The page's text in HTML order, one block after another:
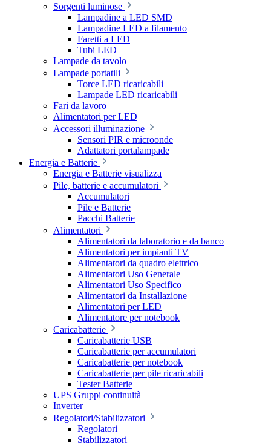
Sorgenti luminose
Lampadine a LED SMD
Lampadine LED a filamento
Faretti a LED
Tubi LED
Lampade da tavolo
Lampade portatili
Torce LED ricaricabili
Lampade LED ricaricabili
Fari da lavoro
Alimentatori per LED
Accessori illuminazione
Sensori PIR e microonde
Adattatori portalampade
Energia e Batterie
Energia e Batterie visualizza
Pile, batterie e accumulatori
Accumulatori
Pile e Batterie
Pacchi Batterie
Alimentatori
Alimentatori da laboratorio e da banco
Alimentatori per impianti TV
Alimentatori da quadro elettrico
Alimentatori Uso Generale
Alimentatori Uso Specifico
Alimentatori da Installazione
Alimentatori per LED
Alimentatore per notebook
Caricabatterie
Caricabatterie USB
Caricabatterie per accumulatori
Caricabatterie per notebook
Caricabatterie per pile ricaricabili
Tester Batterie
UPS Gruppi continuità
Inverter
Regolatori/Stabilizzatori
Regolatori
Stabilizzatori